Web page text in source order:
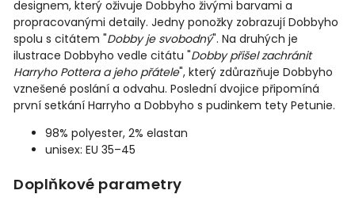
designem, který oživuje Dobbyho živými barvami a
propracovanými detaily. Jedny ponožky zobrazují Dobbyho
spolu s citátem "Dobby je svobodný". Na druhých je
ilustrace Dobbyho vedle citátu "Dobby přišel zachránit
Harryho Pottera a jeho přátele", který zdůrazňuje Dobbyho
vznešené poslání a odvahu. Poslední dvojice připomíná
první setkání Harryho a Dobbyho s pudinkem tety Petunie.
98% polyester, 2% elastan
unisex: EU 35–45
Doplňkové parametry